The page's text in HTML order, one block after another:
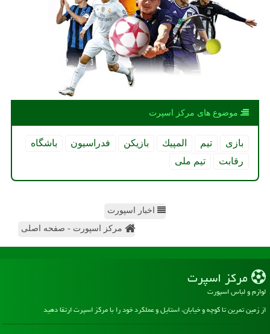
موضوع های مركز اسپرت
بازی تیم المپیك بازیكن فدراسیون
باشگاه
رقابت
تیم ملی
اخبار اسپورت
مرکز اسپورت - صفحه اصلی
مركز اسپرت
لوازم و لباس اسپورت
از زمین تمرین تا کوچه و خیابان، استایل و عملکرد خود را با مرکز اسپرت ارتقا دهید